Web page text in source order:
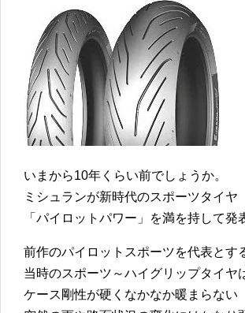
いまから10年くらい前でしょうか。
ミシュランが新時代のスポーツタイヤ
「パイロットパワー」を満を持して発
前作のパイロットスポーツを代表とす
当時のスポーツ～ハイグリップタイヤ
ケース剛性が硬くなかなか暖まらない